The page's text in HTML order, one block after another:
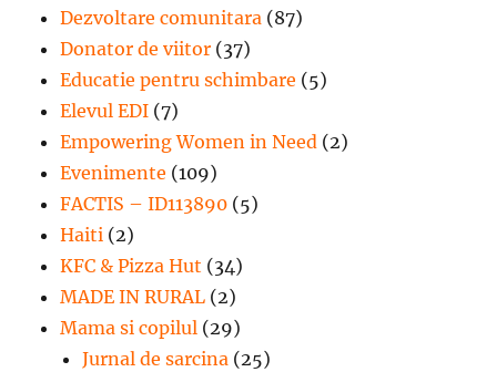
Dezvoltare comunitara (87)
Donator de viitor (37)
Educatie pentru schimbare (5)
Elevul EDI (7)
Empowering Women in Need (2)
Evenimente (109)
FACTIS – ID113890 (5)
Haiti (2)
KFC & Pizza Hut (34)
MADE IN RURAL (2)
Mama si copilul (29)
Jurnal de sarcina (25)